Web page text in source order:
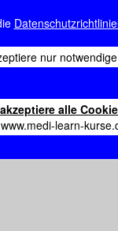
nur
akzeptiere alle
www.medi-learn-